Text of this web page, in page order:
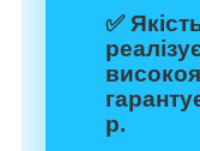
✅
р.